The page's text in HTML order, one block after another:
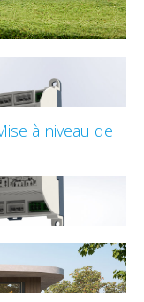
à niveau de